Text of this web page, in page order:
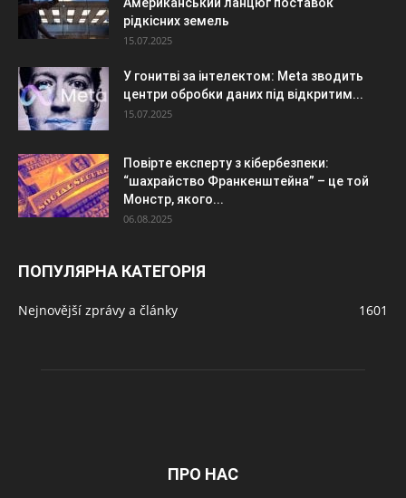
рідкісних земель
15.07.2025
У гонитві за інтелектом: Meta зводить
центри обробки даних під відкритим...
15.07.2025
Повірте експерту з кібербезпеки:
“шахрайство Франкенштейна” – це той
Монстр, якого...
06.08.2025
ПОПУЛЯРНА КАТЕГОРІЯ
Nejnovější zprávy a články 1601
ПРО НАС